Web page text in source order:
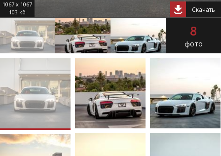
1067 x 1067
103 кб
Скачать
8
фото